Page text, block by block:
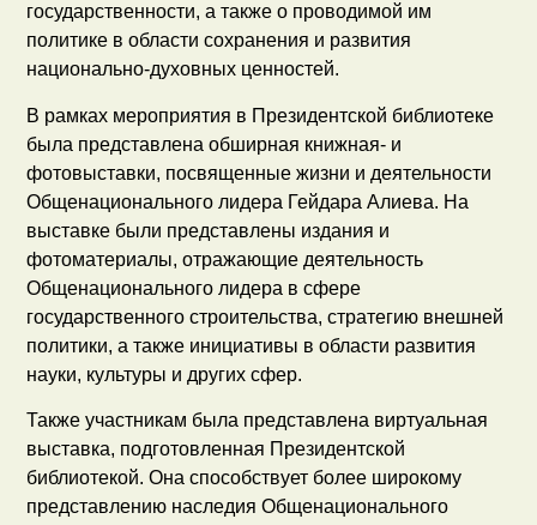
государственности, а также о проводимой им
политике в области сохранения и развития
национально-духовных ценностей.
В рамках мероприятия в Президентской библиотеке
была представлена обширная книжная- и
фотовыставки, посвященные жизни и деятельности
Общенационального лидера Гейдара Алиева. На
выставке были представлены издания и
фотоматериалы, отражающие деятельность
Общенационального лидера в сфере
государственного строительства, стратегию внешней
политики, а также инициативы в области развития
науки, культуры и других сфер.
Также участникам была представлена виртуальная
выставка, подготовленная Президентской
библиотекой. Она способствует более широкому
представлению наследия Общенационального